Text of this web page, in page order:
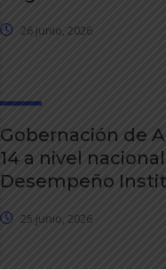
26 junio, 2026
Gobernación de
14 a nivel
Desempeño
25 junio, 2026